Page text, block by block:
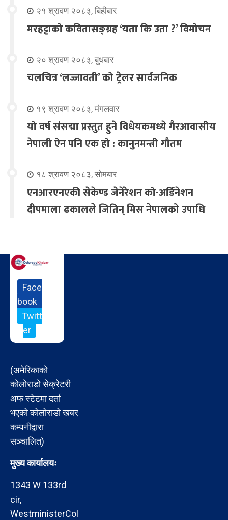
२१ श्रावण २०८३, बिहीबार
मरहट्टाको कवितासङ्ग्रह ‘यता कि उता ?’ विमोचन
२० श्रावण २०८३, बुधबार
चलचित्र ‘लज्जावती’ को ट्रेलर सार्वजनिक
१९ श्रावण २०८३, मंगलवार
यो वर्ष संसद्मा प्रस्तुत हुने विधेयकमध्ये गैरआवासीय
नेपाली ऐन पनि एक हो : कानुनमन्त्री गौतम
१८ श्रावण २०८३, सोमबार
एनआरएनएकी सेकेण्ड जेनेरेशन को-अर्डिनेशन
दीपमाला ढकालले जितिन् मिस नेपालको उपाधि
Face
book
Twitt
er
(अमेरिकाको
कोलोराडो सेक्रेटरी
अफ स्टेटमा दर्ता
भएको कोलोराडो खबर
कम्पनीद्वारा
सञ्चालित)
मुख्य कार्यालयः
1343 W 133rd
cir,
WestministerCol